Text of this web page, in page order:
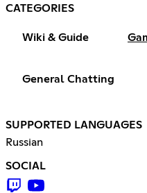
CATEGORIES
Wiki & Guide
General Chatting
SUPPORTED LANGUAGES
Russian
SOCIAL